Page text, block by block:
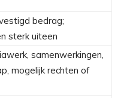
bedrag;
sterk uiteen
samenwerkingen,
mogelijk rechten of